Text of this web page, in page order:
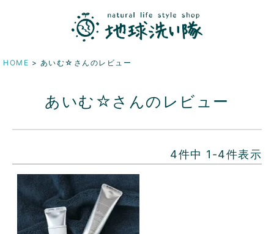
HOME あいむ☆さんのレビュー
あいむ☆さんのレビュー
4件中 1 -4件表示